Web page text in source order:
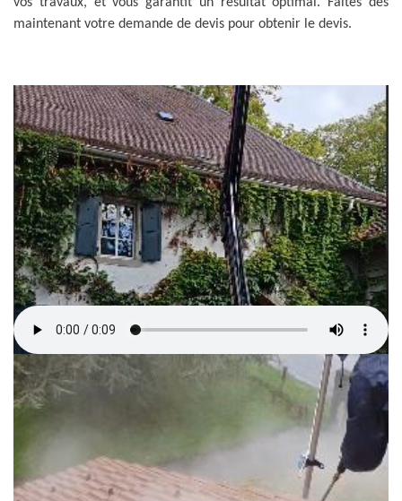
maintenant votre demande de devis pour obtenir le devis.